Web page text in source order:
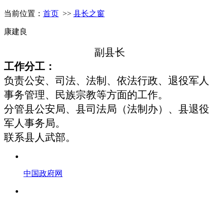
当前位置： 首页 >> 县长之窗
康建良
副县长
工作分工：
负责公安、司法、法制、依法行政、退役军人
事务管理、民族宗教等方面的工作。
分管县公安局、县司法局（法制办）、县退役
军人事务局。
联系县人武部。
中国政府网